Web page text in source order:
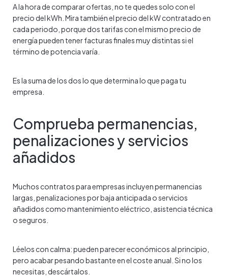
A la hora de comparar ofertas, no te quedes solo con el
precio del kWh. Mira también el precio del kW contratado en
cada periodo, porque dos tarifas con el mismo precio de
energía pueden tener facturas finales muy distintas si el
término de potencia varía.
Es la suma de los dos lo que determina lo que paga tu
empresa.
Comprueba permanencias,
penalizaciones y servicios
añadidos
Muchos contratos para empresas incluyen permanencias
largas, penalizaciones por baja anticipada o servicios
añadidos como mantenimiento eléctrico, asistencia técnica
o seguros.
Léelos con calma: pueden parecer económicos al principio,
pero acabar pesando bastante en el coste anual. Si no los
necesitas, descártalos.